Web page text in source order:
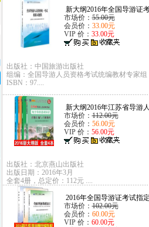
新大纲2016年全国导游证
市场价：55.00元
会员价： 33.00元
VIP 价： 33.00元
出版社：中国旅游出版社
组编：全国导游人员资格考试统编教材专家组
ISBN：97....
新大纲2016年江苏省导游
市场价：112.00元
会员价： 56.00元
VIP 价： 56.00元
出版社：北京燕山出版社
出版日期：2016年3月
全套4册，总定价：112元 ....
2016年全国导游证考试指
市场价：102.00元
会员价： 60.00元
VIP 价： 60.00元